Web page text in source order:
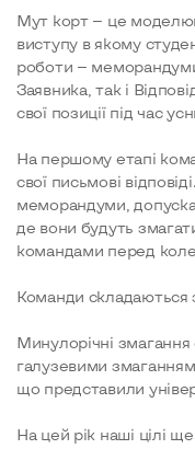
Мут корт — це
виступу в якому
роботи — меморандуми
Заявника, так і
свої позиції під час
На першому етапі
свої письмові
меморандуми,
де вони будуть
командами перед
Команди складаються
Минулорічні
галузевими
що представили
​На цей рік наші цілі